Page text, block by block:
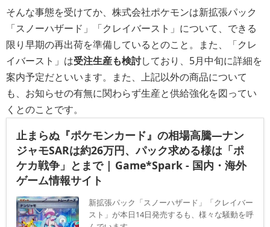
そんな事態を受けてか、株式会社ポケモンは新拡張パック
「スノーハザード」「クレイバースト」について、できる
限り早期の再出荷を準備しているとのこと。また、「クレ
イバースト」は受注生産も検討しており、5月中旬に詳細を
案内予定だといいます。また、上記以外の商品について
も、お知らせの有無に関わらず生産と供給強化を図ってい
くとのことです。
止まらぬ『ポケモンカード』の相場高騰―ナン
ジャモSARは約26万円、パック求める様は「ポ
ケカ戦争」とまで | Game*Spark - 国内・海外
ゲーム情報サイト
新拡張パック「スノーハザード」「クレイバー
スト」が本日14日発売するも、様々な騒動を呼